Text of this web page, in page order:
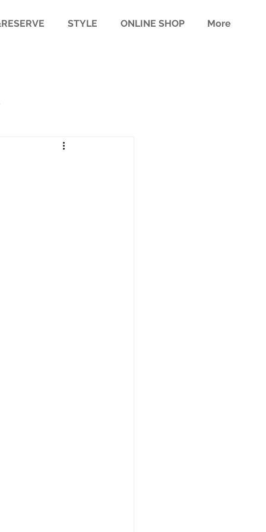
STYLE ONLINE SHOP More